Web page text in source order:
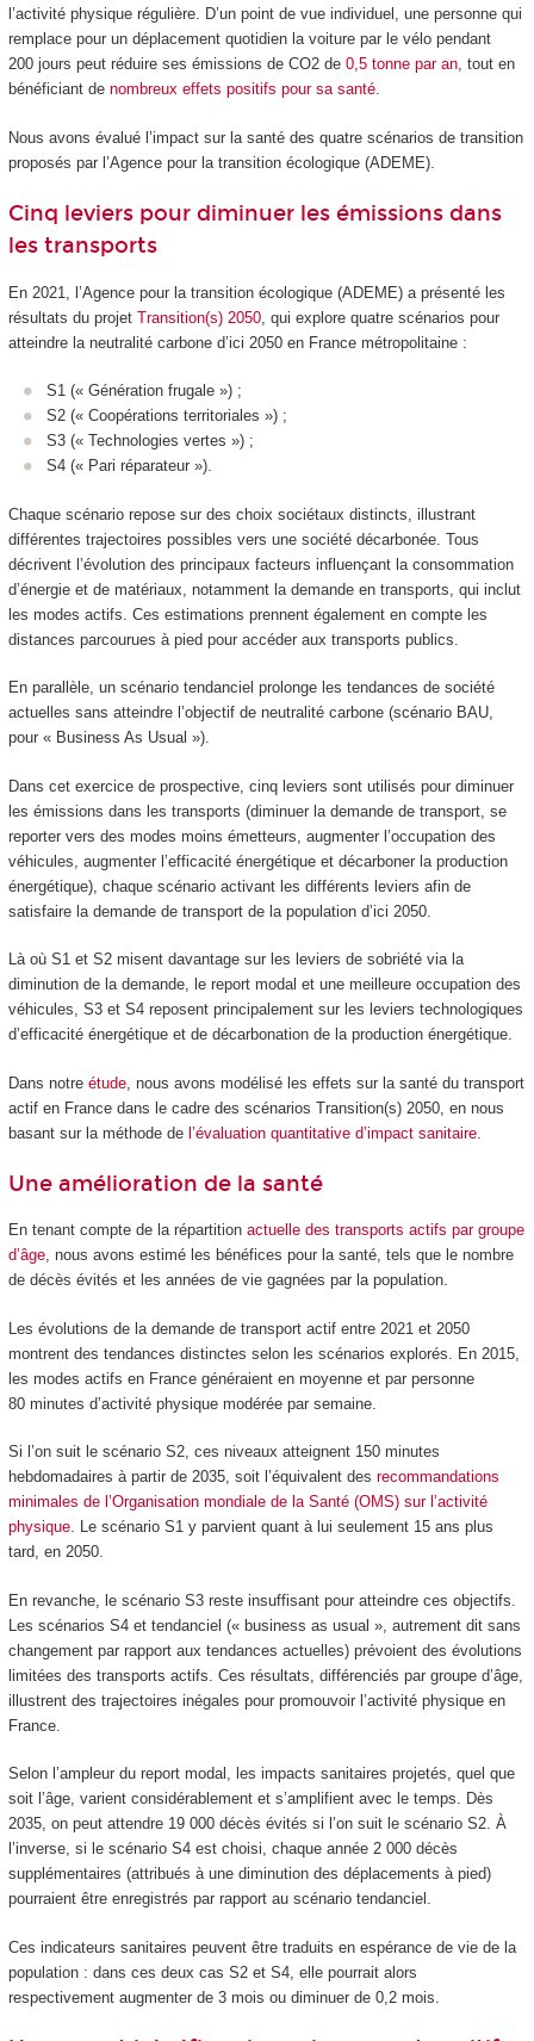
l’activité physique régulière. D’un point de vue individuel, une personne qui
remplace pour un déplacement quotidien la voiture par le vélo pendant
200 jours peut réduire ses émissions de CO2 de 0,5 tonne par an, tout en
bénéficiant de nombreux effets positifs pour sa santé.
Nous avons évalué l’impact sur la santé des quatre scénarios de transition
proposés par l’Agence pour la transition écologique (ADEME).
Cinq leviers pour diminuer les émissions dans
les transports
En 2021, l’Agence pour la transition écologique (ADEME) a présenté les
résultats du projet Transition(s) 2050, qui explore quatre scénarios pour
atteindre la neutralité carbone d’ici 2050 en France métropolitaine :
S1 (« Génération frugale ») ;
S2 (« Coopérations territoriales ») ;
S3 (« Technologies vertes ») ;
S4 (« Pari réparateur »).
Chaque scénario repose sur des choix sociétaux distincts, illustrant
différentes trajectoires possibles vers une société décarbonée. Tous
décrivent l’évolution des principaux facteurs influençant la consommation
d’énergie et de matériaux, notamment la demande en transports, qui inclut
les modes actifs. Ces estimations prennent également en compte les
distances parcourues à pied pour accéder aux transports publics.
En parallèle, un scénario tendanciel prolonge les tendances de société
actuelles sans atteindre l’objectif de neutralité carbone (scénario BAU,
pour « Business As Usual »).
Dans cet exercice de prospective, cinq leviers sont utilisés pour diminuer
les émissions dans les transports (diminuer la demande de transport, se
reporter vers des modes moins émetteurs, augmenter l’occupation des
véhicules, augmenter l’efficacité énergétique et décarboner la production
énergétique), chaque scénario activant les différents leviers afin de
satisfaire la demande de transport de la population d’ici 2050.
Là où S1 et S2 misent davantage sur les leviers de sobriété via la
diminution de la demande, le report modal et une meilleure occupation des
véhicules, S3 et S4 reposent principalement sur les leviers technologiques
d’efficacité énergétique et de décarbonation de la production énergétique.
Dans notre étude, nous avons modélisé les effets sur la santé du transport
actif en France dans le cadre des scénarios Transition(s) 2050, en nous
basant sur la méthode de l’évaluation quantitative d’impact sanitaire.
Une amélioration de la santé
En tenant compte de la répartition actuelle des transports actifs par groupe
d’âge, nous avons estimé les bénéfices pour la santé, tels que le nombre
de décès évités et les années de vie gagnées par la population.
Les évolutions de la demande de transport actif entre 2021 et 2050
montrent des tendances distinctes selon les scénarios explorés. En 2015,
les modes actifs en France généraient en moyenne et par personne
80 minutes d’activité physique modérée par semaine.
Si l’on suit le scénario S2, ces niveaux atteignent 150 minutes
hebdomadaires à partir de 2035, soit l’équivalent des recommandations
minimales de l’Organisation mondiale de la Santé (OMS) sur l’activité
physique. Le scénario S1 y parvient quant à lui seulement 15 ans plus
tard, en 2050.
En revanche, le scénario S3 reste insuffisant pour atteindre ces objectifs.
Les scénarios S4 et tendanciel (« business as usual », autrement dit sans
changement par rapport aux tendances actuelles) prévoient des évolutions
limitées des transports actifs. Ces résultats, différenciés par groupe d’âge,
illustrent des trajectoires inégales pour promouvoir l’activité physique en
France.
Selon l’ampleur du report modal, les impacts sanitaires projetés, quel que
soit l’âge, varient considérablement et s’amplifient avec le temps. Dès
2035, on peut attendre 19 000 décès évités si l’on suit le scénario S2. À
l’inverse, si le scénario S4 est choisi, chaque année 2 000 décès
supplémentaires (attribués à une diminution des déplacements à pied)
pourraient être enregistrés par rapport au scénario tendanciel.
Ces indicateurs sanitaires peuvent être traduits en espérance de vie de la
population : dans ces deux cas S2 et S4, elle pourrait alors
respectivement augmenter de 3 mois ou diminuer de 0,2 mois.